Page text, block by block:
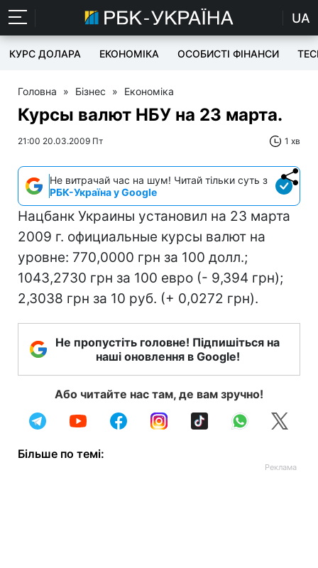
UA
КУРС ДОЛАРА ЕКОНОМІКА ОСОБИСТІ ФІНАНСИ
Головна » Бізнес » Економіка
Курсы валют НБУ на 23 марта.
21:00 20.03.2009 Пт 1 хв
Не витрачай час на шум! Читай тільки суть з
РБК-Україна у Google
Нацбанк Украины установил на 23 марта
2009 г. официальные курсы валют на
уровне: 770,0000 грн за 100 долл.;
1043,2730 грн за 100 евро (- 9,394 грн);
2,3038 грн за 10 руб. (+ 0,0272 грн).
Не пропустіть головне! Підпишіться на
наші оновлення в Google!
Або читайте нас там, де вам зручно!
Більше по темі: